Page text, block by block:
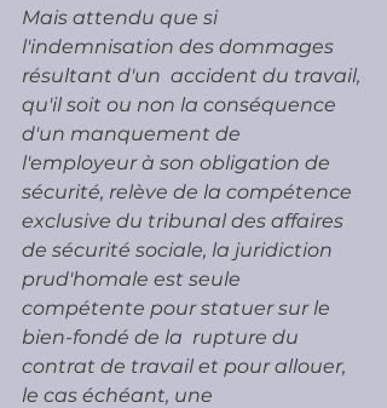
Mais attendu que si
l'indemnisation des dommages
résultant d'un  accident du travail,
qu'il soit ou non la conséquence
d'un manquement de
l'employeur à son obligation de
sécurité, relève de la compétence
exclusive du tribunal des affaires
de sécurité sociale, la juridiction
prud'homale est seule
compétente pour statuer sur le
bien-fondé de la  rupture du
contrat de travail et pour allouer,
le cas échéant, une